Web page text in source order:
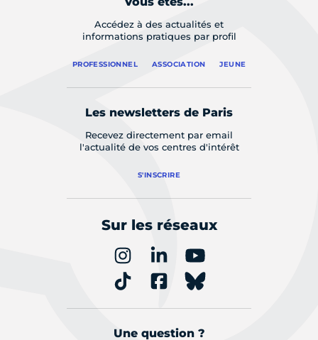
Accédez à des actualités et
informations pratiques par profil
PROFESSIONNEL ASSOCIATION JEUNE
Les newsletters de Paris
Recevez directement par email
l'actualité de vos centres d'intérêt
S'INSCRIRE
Sur les réseaux
Une question ?